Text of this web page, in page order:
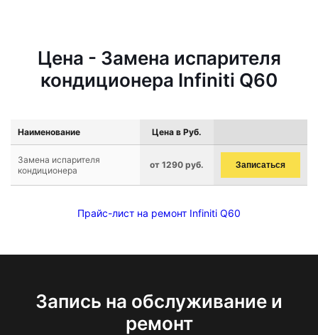
Цена - Замена испарителя
кондиционера Infiniti Q60
Наименование Цена в Руб.
Замена испарителя
кондиционера
от 1290 руб. Записаться
Прайс-лист на ремонт Infiniti Q60
Запись на обслуживание и
ремонт